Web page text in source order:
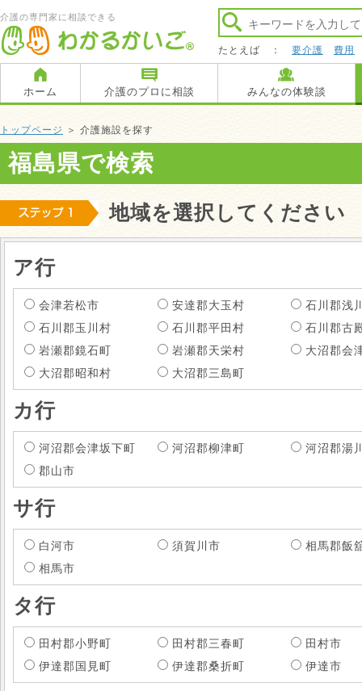
介護の専門家に相談できる
たとえば ： 要介護 費用
ホーム 介護のプロに相談 みんなの体験談
トップページ ＞ 介護施設を探す
福島県で検索
地域を選択してください
ア行
会津若松市 安達郡大玉村
石川郡浅
石川郡玉川村
石川郡平田村
石川郡古
岩瀬郡鏡石町
岩瀬郡天栄村
大沼郡会
大沼郡昭和村
大沼郡三島町
カ行
河沼郡会津坂下町 河沼郡柳津町
河沼郡湯
郡山市
サ行
白河市 須賀川市
相馬郡飯
相馬市
タ行
田村郡小野町 田村郡三春町
田村市
伊達郡国見町
伊達郡桑折町 伊達市